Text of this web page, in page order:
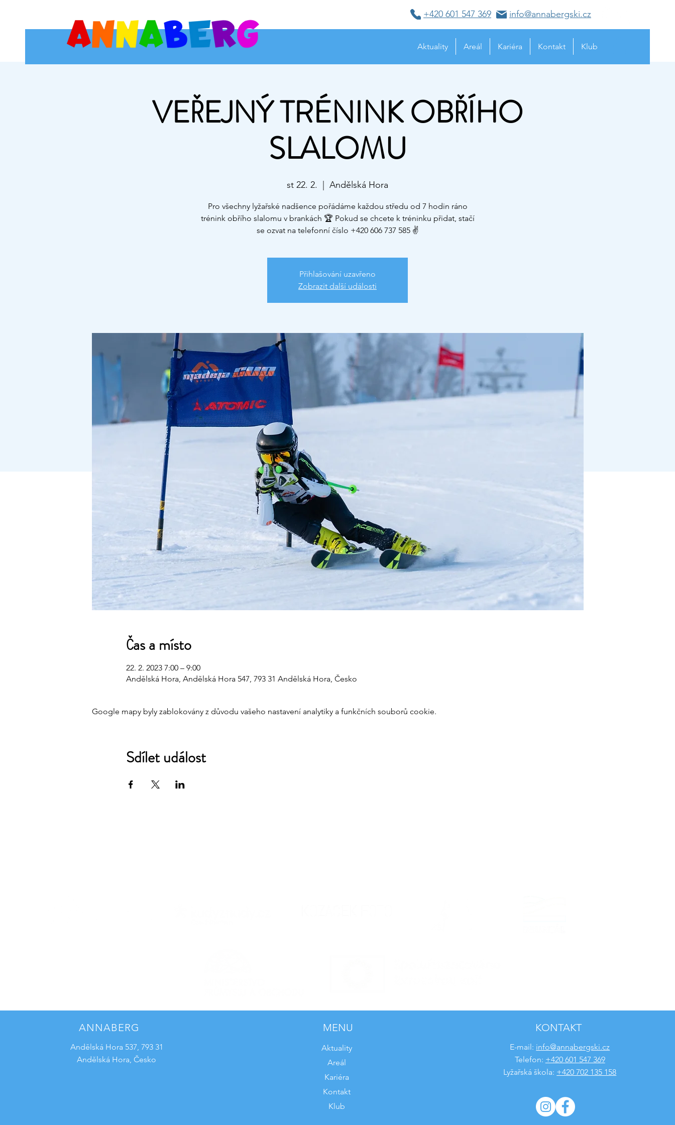
+420 601 547 369 info@annabergski.cz
Aktuality Areál Kariéra Kontakt Klub
VEŘEJNÝ TRÉNINK OBŘÍHO
SLALOMU
st 22. 2. Andělská Hora
Pro všechny lyžařské nadšence pořádáme každou středu od 7 hodin ráno
trénink obřího slalomu v brankách 🏆 Pokud se chcete k tréninku přidat, stačí
se ozvat na telefonní číslo +420 606 737 585 ✌
Přihlašování uzavřeno
Zobrazit další události
Čas a místo
22. 2. 2023 7:00 – 9:00
Andělská Hora, Andělská Hora 547, 793 31 Andělská Hora, Česko
Google mapy byly zablokovány z důvodu vašeho nastavení analytiky a funkčních souborů cookie.
Sdílet událost
ANNABERG
Andělská Hora 537, 793 31
Andělská Hora, Česko
MENU
Aktuality
Areál
Kariéra
Kontakt
Klub
KONTAKT
E-mail: info@annabergski.cz
Telefon: +420 601 547 369
Lyžařská škola: +420 702 135 158